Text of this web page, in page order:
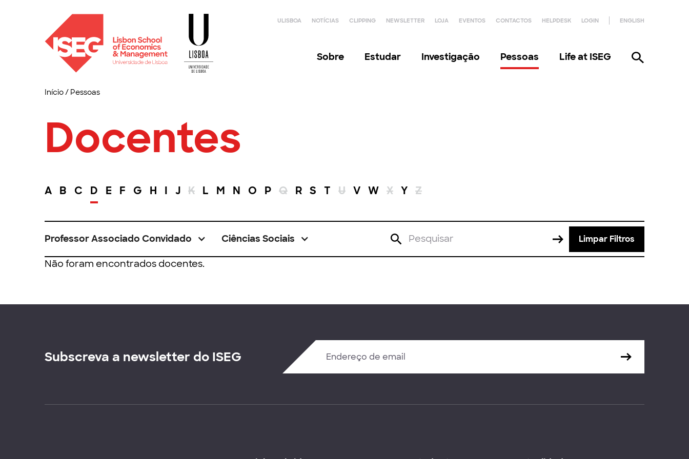
ULISBOA NOTÍCIAS CLIPPING NEWSLETTER LOJA EVENTOS CONTACTOS HELPDESK LOGIN ENGLISH
Sobre Estudar Investigação Pessoas Life at ISEG
Início/ Pessoas
Docentes
A B C D E F G H I J K L M N O P Q R S T U V W X Y Z
Professor Associado Convidado Ciências Sociais Limpar Filtros
Não foram encontrados docentes.
Subscreva a newsletter do ISEG